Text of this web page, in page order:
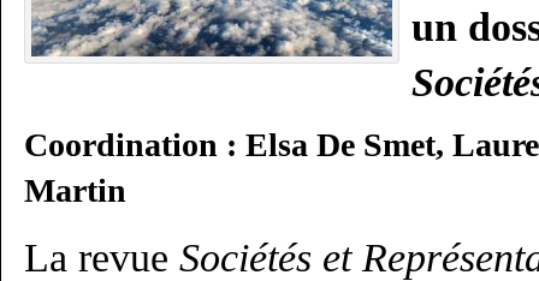
un
Coordination : Elsa De Smet,
Martin
La revue Sociétés et